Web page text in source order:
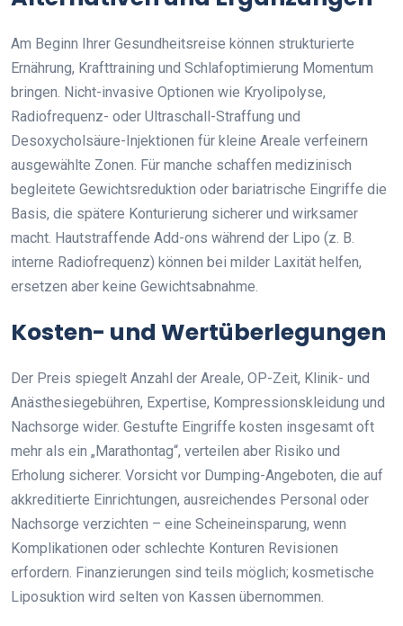
Am Beginn Ihrer Gesundheitsreise können strukturierte
Ernährung, Krafttraining und Schlafoptimierung Momentum
bringen. Nicht-invasive Optionen wie Kryolipolyse,
Radiofrequenz- oder Ultraschall-Straffung und
Desoxycholsäure-Injektionen für kleine Areale verfeinern
ausgewählte Zonen. Für manche schaffen medizinisch
begleitete Gewichtsreduktion oder bariatrische Eingriffe die
Basis, die spätere Konturierung sicherer und wirksamer
macht. Hautstraffende Add-ons während der Lipo (z. B.
interne Radiofrequenz) können bei milder Laxität helfen,
ersetzen aber keine Gewichtsabnahme.
Kosten- und Wertüberlegungen
Der Preis spiegelt Anzahl der Areale, OP-Zeit, Klinik- und
Anästhesiegebühren, Expertise, Kompressionskleidung und
Nachsorge wider. Gestufte Eingriffe kosten insgesamt oft
mehr als ein „Marathontag“, verteilen aber Risiko und
Erholung sicherer. Vorsicht vor Dumping-Angeboten, die auf
akkreditierte Einrichtungen, ausreichendes Personal oder
Nachsorge verzichten – eine Scheineinsparung, wenn
Komplikationen oder schlechte Konturen Revisionen
erfordern. Finanzierungen sind teils möglich; kosmetische
Liposuktion wird selten von Kassen übernommen.